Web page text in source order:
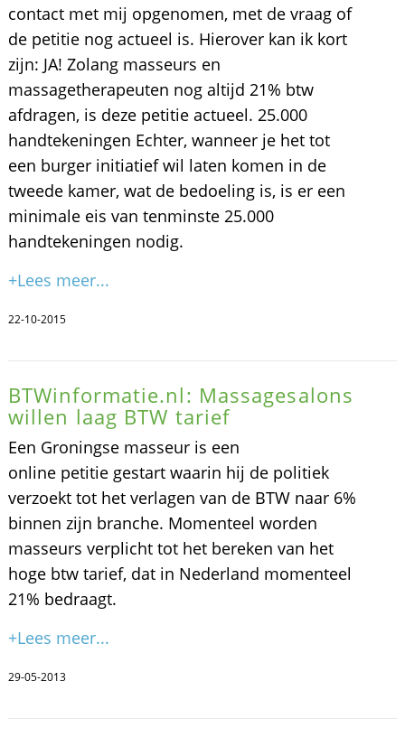
contact met mij opgenomen, met de vraag of
de petitie nog actueel is. Hierover kan ik kort
zijn: JA! Zolang masseurs en
massagetherapeuten nog altijd 21% btw
afdragen, is deze petitie actueel. 25.000
handtekeningen Echter, wanneer je het tot
een burger initiatief wil laten komen in de
tweede kamer, wat de bedoeling is, is er een
minimale eis van tenminste 25.000
handtekeningen nodig.
+Lees meer...
22-10-2015
BTWinformatie.nl: Massagesalons
willen laag BTW tarief
Een Groningse masseur is een
online petitie gestart waarin hij de politiek
verzoekt tot het verlagen van de BTW naar 6%
binnen zijn branche. Momenteel worden
masseurs verplicht tot het bereken van het
hoge btw tarief, dat in Nederland momenteel
21% bedraagt.
+Lees meer...
29-05-2013